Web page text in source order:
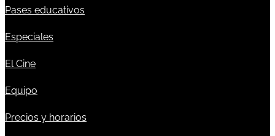
Pases educativos
Especiales
El Cine
Equipo
Precios y horarios